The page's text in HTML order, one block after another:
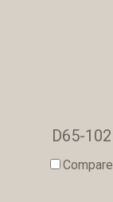
D65-102
Compare